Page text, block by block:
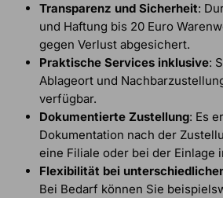
Transparenz und Sicherheit:
und Haftung bis 20 Euro
gegen Verlust abgesichert.
Praktische Services inklusive:
Ablageort und
verfügbar.
Dokumentierte Zustellung: Es
Dokumentation nach der
eine Filiale oder bei der Einlage
Flexibilität bei
Bei Bedarf können Sie